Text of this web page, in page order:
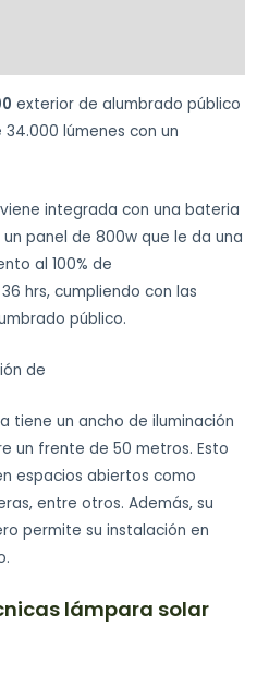
exterior de alumbrado público
lúmenes con un
viene integrada con una bateria
un panel de 800w que le da una
al 100% de
hrs, cumpliendo con las
público.
de
tiene un ancho de iluminación
un frente de 50 metros. Esto
espacios abiertos como
entre otros. Además, su
permite su instalación en
lámpara solar